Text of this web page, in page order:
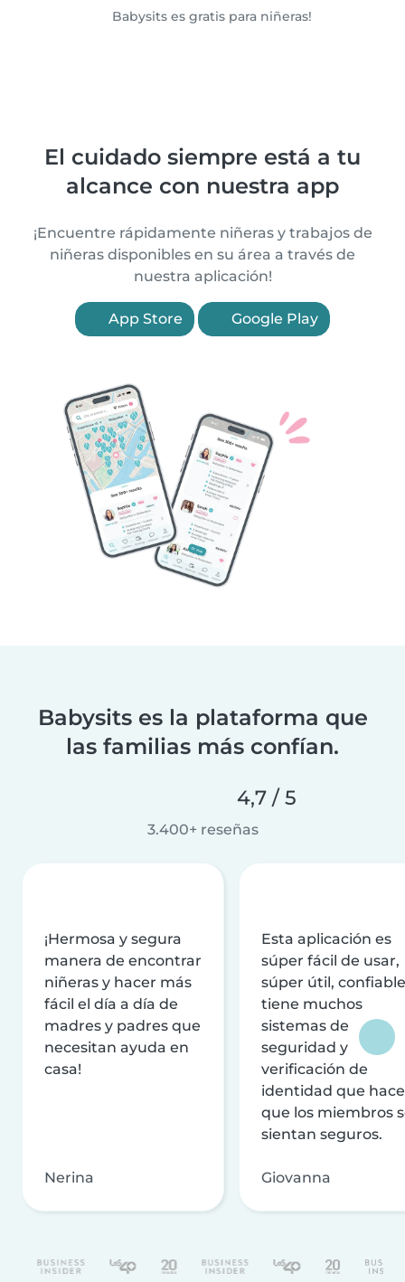
Babysits es gratis para niñeras!
El cuidado siempre está a tu
alcance con nuestra app
¡Encuentre rápidamente niñeras y trabajos de
niñeras disponibles en su área a través de
nuestra aplicación!
App Store Google Play
Babysits es la plataforma que
las familias más confían.
4,7 / 5
3.400+ reseñas
¡Hermosa y segura
manera de encontrar
niñeras y hacer más
fácil el día a día de
madres y padres que
necesitan ayuda en
casa!
Nerina
Esta aplicación es
súper fácil de usar,
súper útil,
tiene muchos
sistemas de
seguridad y
verificación de
identidad que
que los miembros
sientan seguros.
Giovanna